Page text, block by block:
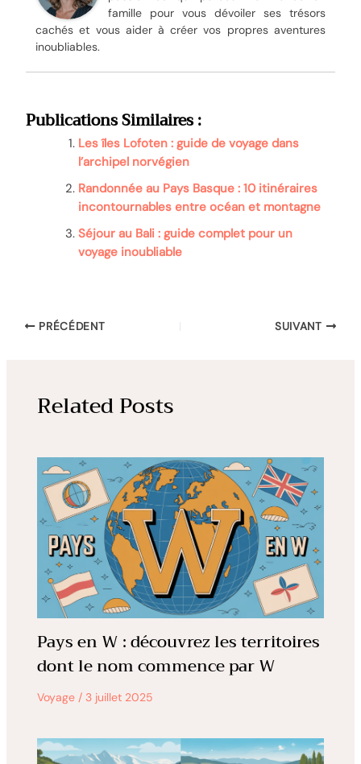
famille pour vous dévoiler ses trésors
cachés et vous aider à créer vos propres aventures
inoubliables.
Publications Similaires :
Les îles Lofoten : guide de voyage dans
l’archipel norvégien
Randonnée au Pays Basque : 10 itinéraires
incontournables entre océan et montagne
Séjour au Bali : guide complet pour un
voyage inoubliable
PRÉCÉDENT SUIVANT
Related Posts
Pays en W : découvrez les territoires
dont le nom commence par W
Voyage/ 3 juillet 2025